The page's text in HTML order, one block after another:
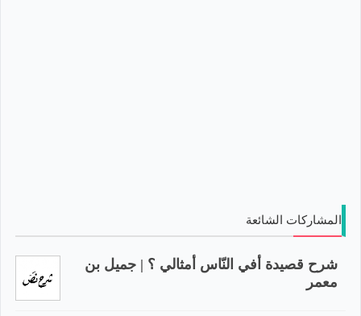
المشاركات الشائعة
شرح قصيدة أفي النّاس أمثالي ؟ | جميل بن
معمر